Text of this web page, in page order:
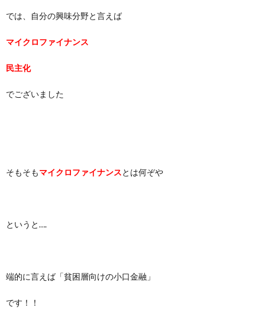
では、自分の興味分野と言えば
マイクロファイナンス
民主化
でございました
そもそもマイクロファイナンスとは何ぞや
というと….
端的に言えば「貧困層向けの小口金融」
です！！